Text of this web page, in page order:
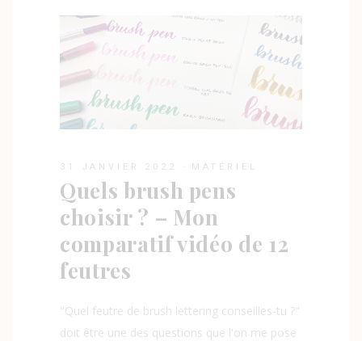
31 JANVIER 2022 MATÉRIEL
Quels brush pens
choisir ? – Mon
comparatif vidéo de 12
feutres
"Quel feutre de brush lettering conseilles-tu ?"
doit être une des questions que l'on me pose